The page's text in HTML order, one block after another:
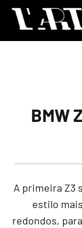
BMW
A primeira Z3
estilo
redondos,